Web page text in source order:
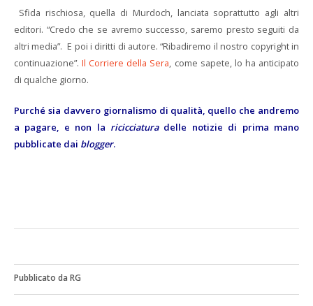
Sfida rischiosa, quella di Murdoch, lanciata soprattutto agli altri
editori. “Credo che se avremo successo, saremo presto seguiti da
altri media”. E poi i diritti di autore. “Ribadiremo il nostro copyright in
continuazione”.Il Corriere della Sera, come sapete, lo ha anticipato
di qualche giorno.
Purché sia davvero giornalismo di qualità, quello che andremo
a pagare, e non la ricicciaturadelle notizie di prima mano
pubblicate dai blogger.
Pubblicato da RG